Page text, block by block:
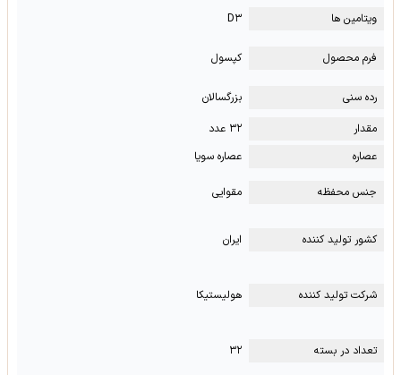
ویتامین ها
D۳
فرم محصول کپسول
رده سنی
بزرگسالان
مقدار
۳۲ عدد
عصاره
عصاره سویا
جنس محفظه مقوایی
کشور تولید کننده ایران
شرکت تولید کننده هولیستیکا
تعداد در بسته ۳۲